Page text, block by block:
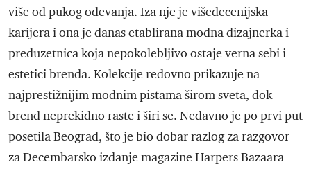
više od pukog odevanja. Iza nje je višedecenijska
karijera i ona je danas etablirana modna dizajnerka i
preduzetnica koja nepokolebljivo ostaje verna sebi i
estetici brenda. Kolekcije redovno prikazuje na
najprestižnijim modnim pistama širom sveta, dok
brend neprekidno raste i širi se. Nedavno je po prvi put
posetila Beograd, što je bio dobar razlog za razgovor
za Decembarsko izdanje magazine Harpers Bazaara